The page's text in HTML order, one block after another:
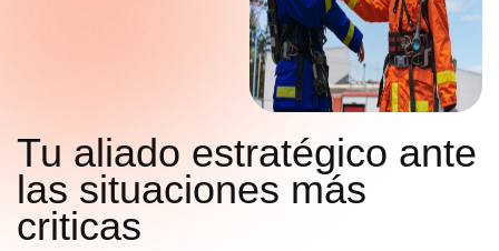
Tu aliado estratégico ante
las situaciones más
criticas